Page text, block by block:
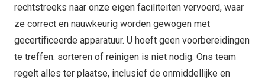
rechtstreeks naar onze eigen faciliteiten vervoerd, waar
ze correct en nauwkeurig worden gewogen met
gecertificeerde apparatuur. U hoeft geen voorbereidingen
te treffen: sorteren of reinigen is niet nodig. Ons team
regelt alles ter plaatse, inclusief de onmiddellijke en